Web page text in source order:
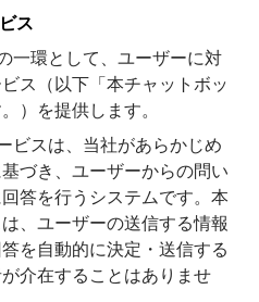
ス
一環として、ユーザーに対
ス（以下「本チャットボッ
）を提供します。
ビスは、当社があらかじめ
づき、ユーザーからの問い
答を行うシステムです。本
、ユーザーの送信する情報
を自動的に決定・送信する
介在することはありませ